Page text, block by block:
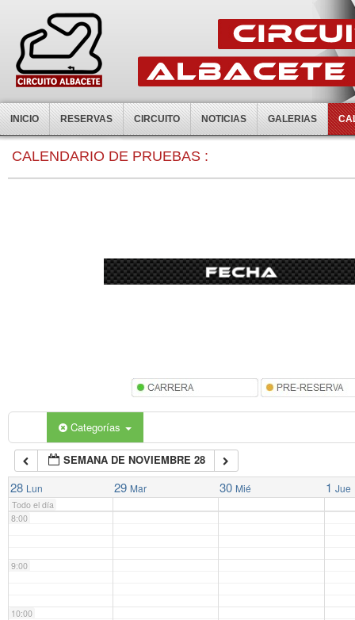
INICIO RESERVAS CIRCUITO NOTICIAS GALERIAS
CALENDARIO DE PRUEBAS :
Categorías
SEMANA DE NOVIEMBRE 28
28 Lun 29 Mar 30 Mié 1 Jue
Todo el día
0:00
7:00
8:00
9:00
10:00